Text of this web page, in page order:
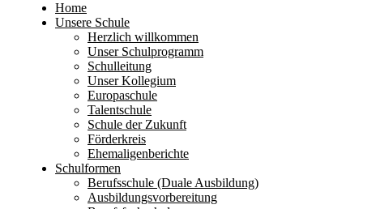
Home
Unsere Schule
Herzlich willkommen
Unser Schulprogramm
Schulleitung
Unser Kollegium
Europaschule
Talentschule
Schule der Zukunft
Förderkreis
Ehemaligenberichte
Schulformen
Berufsschule (Duale Ausbildung)
Ausbildungsvorbereitung